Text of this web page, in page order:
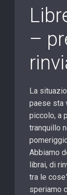
–
La
paese sta
piccolo, a
tranquillo
Abbiamo
librai, di
tra le
speriamo